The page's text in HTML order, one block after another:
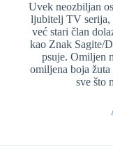
Uvek neozbiljan
ljubitelj TV serija,
već stari član
kao Znak Sagite/
psuje. Omiljen
omiljena boja
sve što